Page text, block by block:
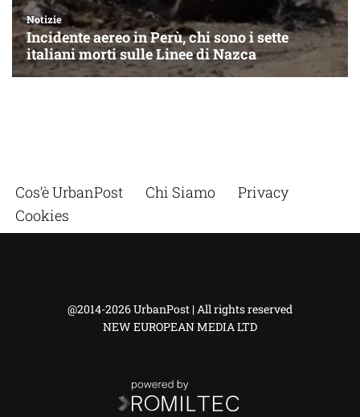
Cos’è UrbanPost Chi Siamo
Privacy
Cookies
@2014-2026 UrbanPost | All rights reserved
NEW EUROPEAN MEDIA LTD